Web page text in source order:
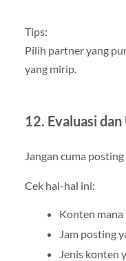
Tips:
Pilih partner yang
yang mirip.
12. Evaluasi
Jangan cuma
Cek hal-hal ini:
Konten mana
Jam posting
Jenis konten